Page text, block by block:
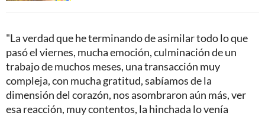
"La verdad que he terminando de asimilar todo lo que
pasó el viernes, mucha emoción, culminación de un
trabajo de muchos meses, una transacción muy
compleja, con mucha gratitud, sabíamos de la
dimensión del corazón, nos asombraron aún más, ver
esa reacción, muy contentos, la hinchada lo venía